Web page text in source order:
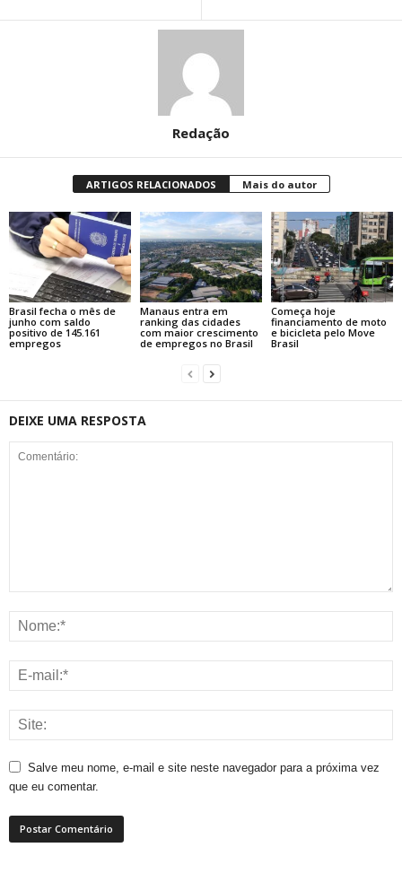
Redação
ARTIGOS RELACIONADOS Mais do autor
Brasil fecha o mês de
junho com saldo
positivo de 145.161
empregos
Manaus entra em
ranking das cidades
com maior crescimento
de empregos no Brasil
Começa hoje
financiamento de moto
e bicicleta pelo Move
Brasil
DEIXE UMA RESPOSTA
Salve meu nome, e-mail e site neste navegador para a próxima vez
que eu comentar.